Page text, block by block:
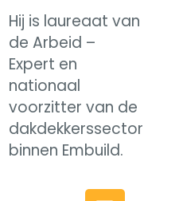
Hij is laureaat van
de Arbeid –
Expert en
nationaal
voorzitter van de
dakdekkerssector
binnen Embuild.